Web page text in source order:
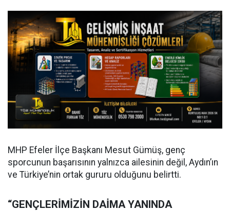
MHP Efeler İlçe Başkanı Mesut Gümüş, genç
sporcunun başarısının yalnızca ailesinin değil, Aydın’ın
ve Türkiye’nin ortak gururu olduğunu belirtti.
“GENÇLERİMİZİN DAİMA YANINDA